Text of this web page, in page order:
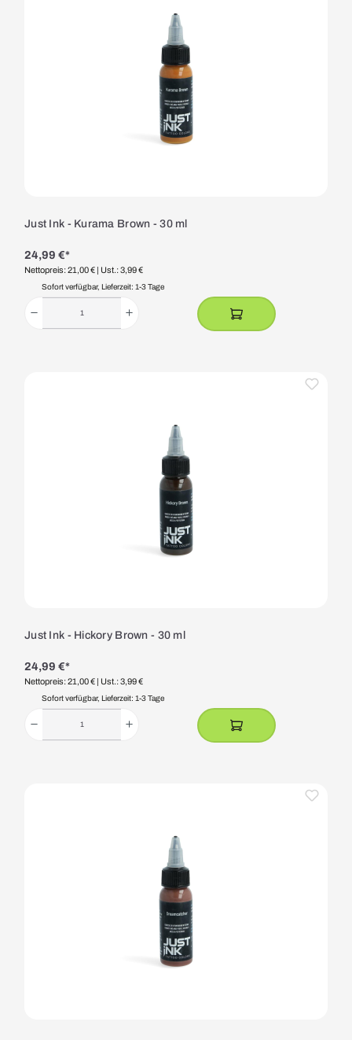
Just Ink - Kurama Brown - 30 ml
24,99 €*
Nettopreis: 21,00 € | Ust.: 3,99 €
Sofort verfügbar, Lieferzeit: 1-3 Tage
Just Ink - Hickory Brown - 30 ml
24,99 €*
Nettopreis: 21,00 € | Ust.: 3,99 €
Sofort verfügbar, Lieferzeit: 1-3 Tage